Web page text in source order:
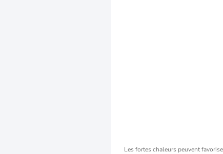
Les fortes chaleurs peuvent